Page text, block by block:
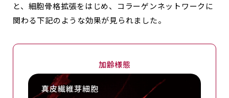
と、細胞骨格拡張をはじめ、コラーゲンネットワークに
関わる下記のような効果が見られました。
加齢様態